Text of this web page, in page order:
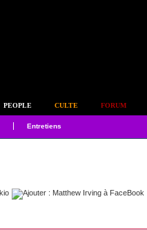
PEOPLE CULTE FORUM
Entretiens